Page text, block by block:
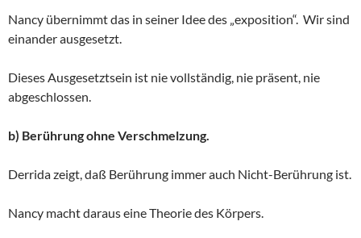
Nancy übernimmt das in seiner Idee des „exposition“. Wir sind
einander ausgesetzt.
Dieses Ausgesetztsein ist nie vollständig, nie präsent, nie
abgeschlossen.
b) Berührung ohne Verschmelzung.
Derrida zeigt, daß Berührung immer auch Nicht-Berührung ist.
Nancy macht daraus eine Theorie des Körpers.